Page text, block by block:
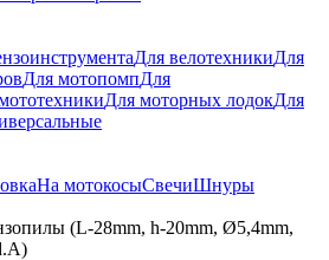
Для велотехникиДля
Для мотопомпДля
Для моторных лодокДля
На мотокосыСвечиШнуры
(L-28mm, h-20mm, Ø5,4mm,